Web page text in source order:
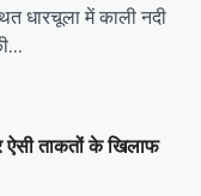
धारचूला में काली नदी
ऐसी ताकतों के खिलाफ